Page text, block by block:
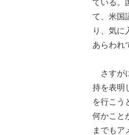
ている。
て、米国
り、気に
あらわれ
さすが
持を表明
を行こう
何かこと
までもア